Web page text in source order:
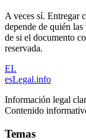
A veces sí. Entregar
depende de quién
de si el documento
reservada.
EL
esLegal.info
Información legal
Contenido
Temas